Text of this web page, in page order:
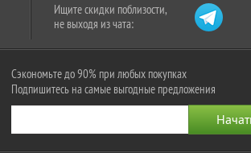
Ищите скидки поблизости,
не выходя из чата:
Сэкономьте до 90% при любых покупках
Подпишитесь на самые выгодные предложения